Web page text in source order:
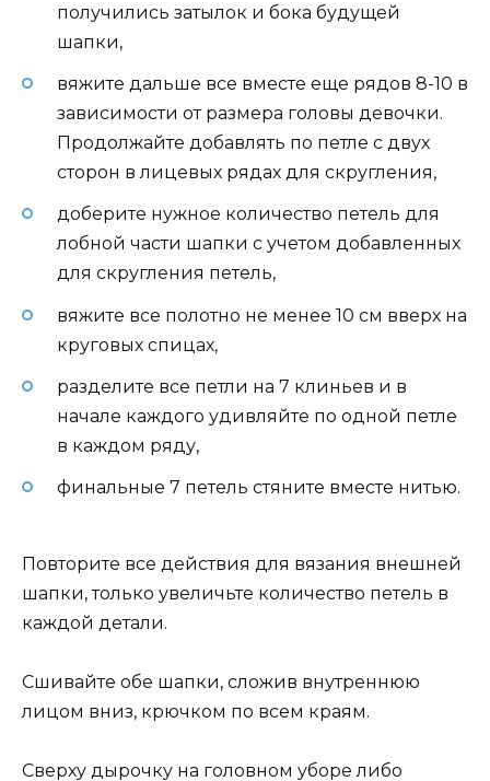
получились затылок и бока будущей
шапки,
вяжите дальше все вместе еще рядов 8-10 в
зависимости от размера головы девочки.
Продолжайте добавлять по петле с двух
сторон в лицевых рядах для скругления,
доберите нужное количество петель для
лобной части шапки с учетом добавленных
для скругления петель,
вяжите все полотно не менее 10 см вверх на
круговых спицах,
разделите все петли на 7 клиньев и в
начале каждого удивляйте по одной петле
в каждом ряду,
финальные 7 петель стяните вместе нитью.
Повторите все действия для вязания внешней
шапки, только увеличьте количество петель в
каждой детали.
Сшивайте обе шапки, сложив внутреннюю
лицом вниз, крючком по всем краям.
Сверху дырочку на головном уборе либо